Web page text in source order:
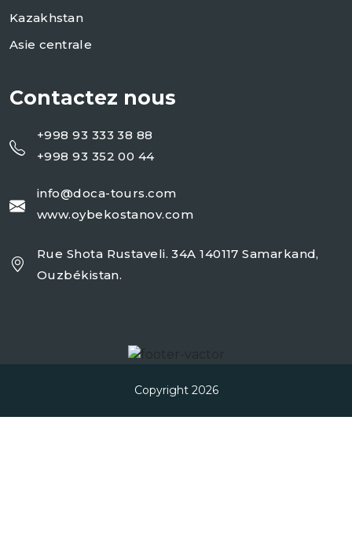
Kazakhstan
Asie centrale
Contactez nous
+998 93 333 38 88
+998 93 352 00 44
info@doca-tours.com
www.oybekostanov.com
Rue Shota Rustaveli. 34A 140117 Samarkand,
Ouzbékistan.
Copyright 2026